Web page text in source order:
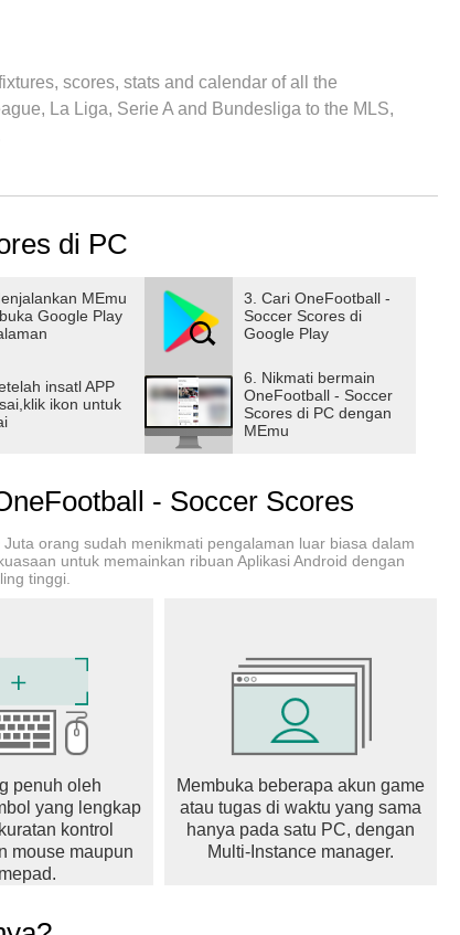
scores, stats and calendar of all the
La Liga, Serie A and Bundesliga to the MLS,
di PC
MEmu
Google Play
3. Cari OneFootball -
Soccer Scores di
Google Play
insatl APP
ikon untuk
6. Nikmati bermain
OneFootball - Soccer
Scores di PC dengan
MEmu
- Soccer Scores
orang sudah menikmati pengalaman luar biasa dalam
untuk memainkan ribuan Aplikasi Android dengan
tinggi.
penuh oleh
yang lengkap
kontrol
mouse maupun
Membuka beberapa akun game
atau tugas di waktu yang sama
hanya pada satu PC, dengan
Multi-Instance manager.